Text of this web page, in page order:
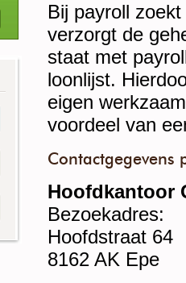
Bij payroll
verzorgt de
staat met
loonlijst.
eigen
voordeel van
Contactgegevens
Hoofdkantoor
Bezoekadres:
Hoofdstraat 64
8162 AK Epe